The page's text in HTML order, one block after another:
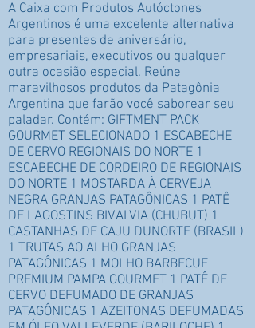
A Caixa com Produtos Autóctones
Argentinos é uma excelente alternativa
para presentes de aniversário,
empresariais, executivos ou qualquer
outra ocasião especial. Reúne
maravilhosos produtos da Patagônia
Argentina que farão você saborear seu
paladar. Contém: GIFTMENT PACK
GOURMET SELECIONADO 1 ESCABECHE
DE CERVO REGIONAIS DO NORTE 1
ESCABECHE DE CORDEIRO DE REGIONAIS
DO NORTE 1 MOSTARDA À CERVEJA
NEGRA GRANJAS PATAGÔNICAS 1 PATÊ
DE LAGOSTINS BIVALVIA (CHUBUT) 1
CASTANHAS DE CAJU DUNORTE (BRASIL)
1 TRUTAS AO ALHO GRANJAS
PATAGÔNICAS 1 MOLHO BARBECUE
PREMIUM PAMPA GOURMET 1 PATÊ DE
CERVO DEFUMADO DE GRANJAS
PATAGÔNICAS 1 AZEITONAS DEFUMADAS